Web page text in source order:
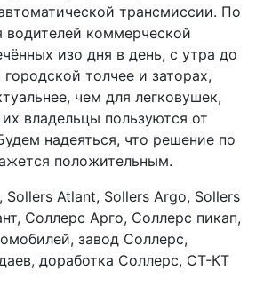
трансмиссии. По
водителей коммерческой
изо дня в день, с утра до
городской толчее и заторах,
чем для легковушек,
владельцы пользуются от
надеяться, что решение по
положительным.